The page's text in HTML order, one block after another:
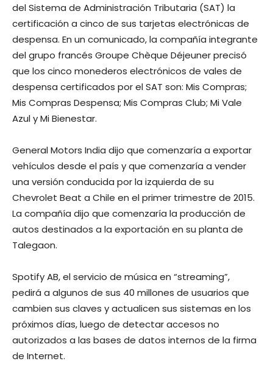
del Sistema de Administración Tributaria (SAT) la
certificación a cinco de sus tarjetas electrónicas de
despensa. En un comunicado, la compañía integrante
del grupo francés Groupe Chèque Déjeuner precisó
que los cinco monederos electrónicos de vales de
despensa certificados por el SAT son: Mis Compras;
Mis Compras Despensa; Mis Compras Club; Mi Vale
Azul y Mi Bienestar.
General Motors India dijo que comenzaría a exportar
vehículos desde el país y que comenzaría a vender
una versión conducida por la izquierda de su
Chevrolet Beat a Chile en el primer trimestre de 2015.
La compañía dijo que comenzaría la producción de
autos destinados a la exportación en su planta de
Talegaon.
Spotify AB, el servicio de música en “streaming”,
pedirá a algunos de sus 40 millones de usuarios que
cambien sus claves y actualicen sus sistemas en los
próximos días, luego de detectar accesos no
autorizados a las bases de datos internos de la firma
de Internet.